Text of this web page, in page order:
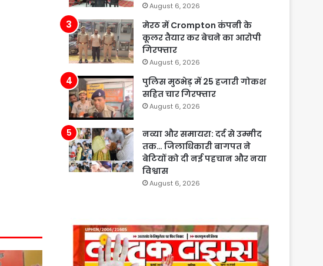
August 6, 2026
मेरठ में Crompton कंपनी के
कूलर तैयार कर बेचने का आरोपी
गिरफ्तार
August 6, 2026
पुलिस मुठभेड़ में 25 हजारी गोकश
सहित चार गिरफ्तार
August 6, 2026
नव्या और समायरा: दर्द से उम्मीद
तक… जिलाधिकारी बागपत ने
बेटियों को दी नई पहचान और नया
विश्वास
August 6, 2026